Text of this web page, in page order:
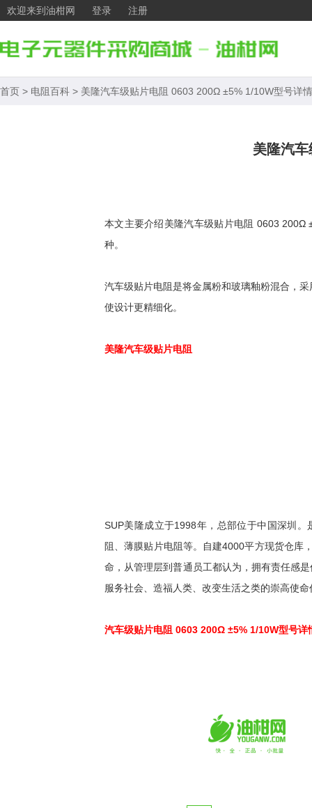
欢迎来到油柑网 登录 注册
首页 > 电阻百科 > 美隆汽车级贴片电阻 0603 200Ω ±5% 1/10W型号详情
美隆汽
本文主要介绍美隆汽车级贴片电阻 0603 200Ω
种。
汽车级贴片电阻是将金属粉和玻璃釉粉混合，
使设计更精细化。
美隆汽车级贴片电阻
SUP美隆成立于1998年，总部位于中国深圳
阻、薄膜贴片电阻等。自建4000平方现货仓库
命，从管理层到普通员工都认为，拥有责任感
服务社会、造福人类、改变生活之类的崇高使
汽车级贴片电阻 0603 200Ω ±5% 1/10W型号详